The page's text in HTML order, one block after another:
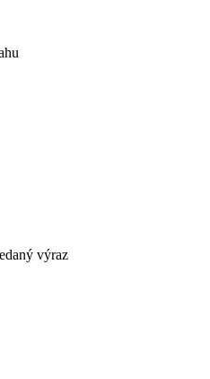
výraz